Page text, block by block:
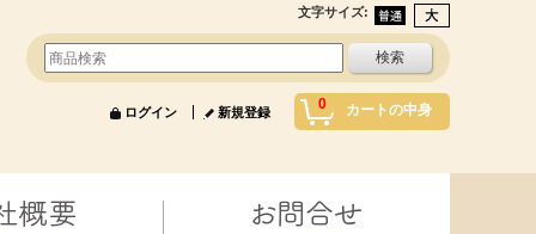
文字サイズ:
0 カートの中身
ログイン 新規登録